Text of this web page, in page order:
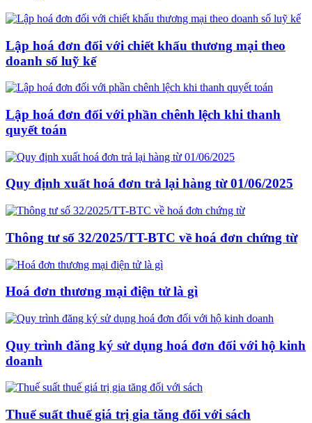
Lập hoá đơn đối với chiết khấu thương mại theo
doanh số luỹ kế
Lập hoá đơn đối với phần chênh lệch khi thanh
quyết toán
Quy định xuất hoá đơn trả lại hàng từ 01/06/2025
Thông tư số 32/2025/TT-BTC về hoá đơn chứng từ
Hoá đơn thương mại điện tử là gì
Quy trình đăng ký sử dụng hoá đơn đối với hộ kinh
doanh
Thuế suất thuế giá trị gia tăng đối với sách